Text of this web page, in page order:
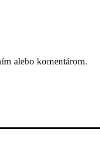
alebo komentárom.